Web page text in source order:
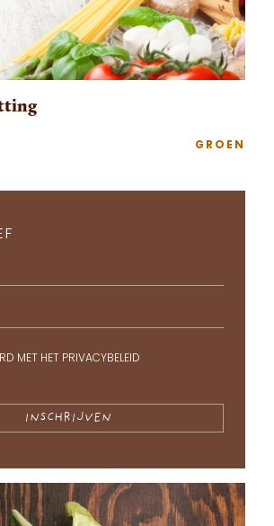
GROEN
MET HET PRIVACYBELEID